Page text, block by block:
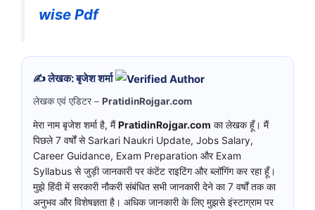
wise Pdf
✍️ लेखक: बृजेश शर्मा
लेखक एवं एडिटर – PratidinRojgar.com
मेरा नाम बृजेश शर्मा है, मैंPratidinRojgar.com का लेखक हूँ। मैं
पिछले 7 वर्षों से Sarkari Naukri Update, Jobs Salary,
Career Guidance, Exam Preparation और Exam
Syllabus से जुड़ी जानकारी पर कंटेंट राइटिंग और ब्लॉगिंग कर रहा हूँ।
मुझे हिंदी में सरकारी नौकरी संबंधित सभी जानकारी देने का 7 वर्षों तक का
अनुभव और विशेषज्ञता है। अधिक जानकारी के लिए मुझसे इंस्टाग्राम पर